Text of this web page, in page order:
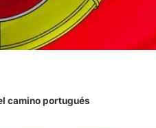
camino portugués